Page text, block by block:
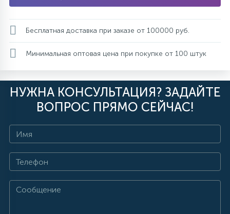
Бесплатная доставка при заказе от 100000 руб.
Минимальная оптовая цена при покупке от 100 штук
НУЖНА КОНСУЛЬТАЦИЯ? ЗАДАЙТЕ
ВОПРОС ПРЯМО СЕЙЧАС!